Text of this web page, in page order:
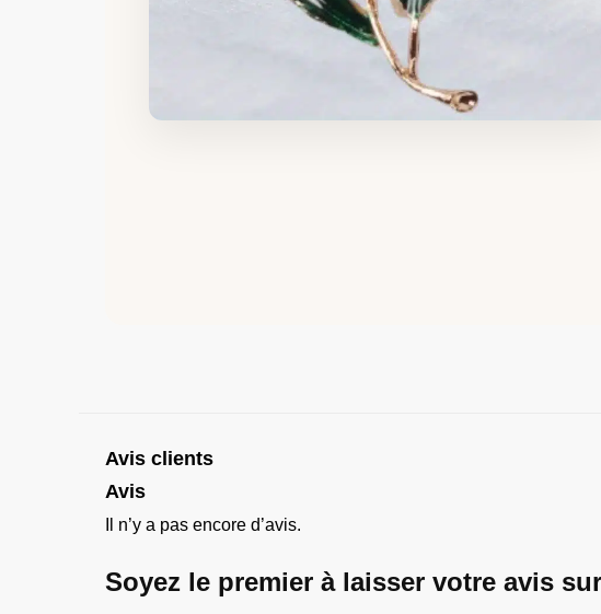
Avis clients
Avis
Il n’y a pas encore d’avis.
Soyez le premier à laisser votre avis